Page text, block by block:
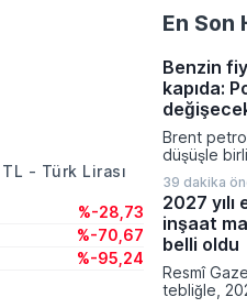
TL - Türk Lirası
%-28,73
%-70,67
%-95,24
En Son
Benzin
kapıda:
Brent
düşüşle
indirim
İndirim
Tüketim
edilmesi
fiyatlarına
39 dakika
2027
inşaat
belli oldu
Resmî
tebliğle,